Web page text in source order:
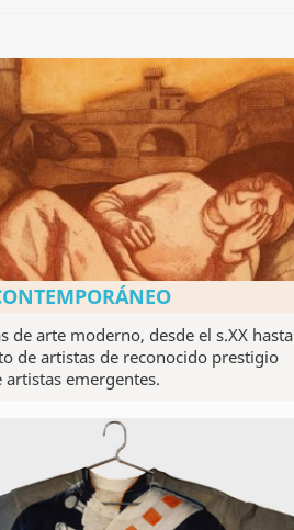
de arte moderno, desde el s.XX hasta
de artistas de reconocido prestigio
artistas emergentes.